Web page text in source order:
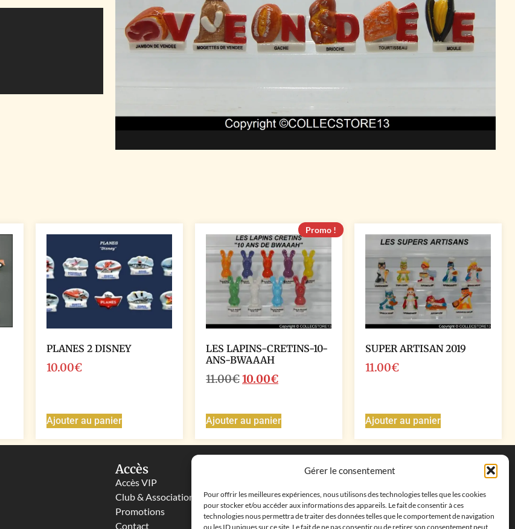
Gérer le consentement
Pour offrir les meilleures expériences, nous utilisons des technologies telles que les cookies
pour stocker et/ou accéder aux informations des appareils. Le fait de consentir à ces
technologies nous permettra de traiter des données telles que le comportement de navigation
ou les ID uniques sur ce site. Le fait de ne pas consentir ou de retirer son consentement peut
PLANES 2 DISNEY
10.00€
Ajouter au panier
Promo !
LES LAPINS-CRETINS-10-
ANS-BWAAAH
11.00€10.00€
Ajouter au panier
SUPER ARTISAN 2019
11.00€
Ajouter au panier
Accès
Accès VIP
Club & Associations
Promotions
Contact
Coordonnées
cléments, 13500 Martigues, France
Téléphone : ‭+33652313256‬
Email :feves.collecstore@gmail.com